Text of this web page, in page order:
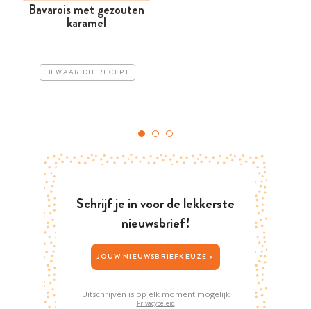
Bavarois met gezouten
karamel
BEWAAR DIT RECEPT
Schrijf je in voor de lekkerste
nieuwsbrief!
JOUW NIEUWSBRIEFKEUZE >
Uitschrijven is op elk moment mogelijk
Privacybeleid